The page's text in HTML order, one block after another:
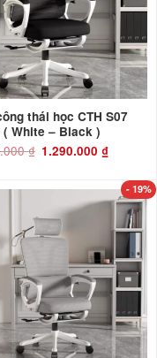
thái học CTH S07
( White – Black )
₫ Giá
gốc
1.290.000₫Giá
hiện
1.290.000
- 19%